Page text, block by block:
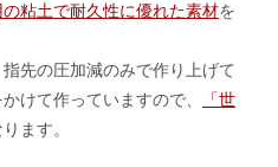
粘土で耐久性に優れた素材を
先の圧加減のみで作り上げて
けて作っていますので、
「世
ます。